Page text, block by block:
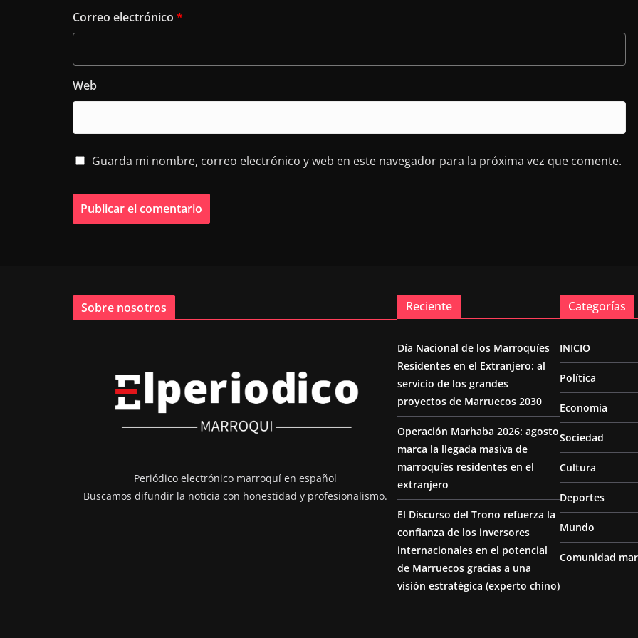
Correo electrónico *
Web
Guarda mi nombre, correo electrónico y web en este navegador para la próxima vez que comente.
Sobre nosotros
Periódico electrónico marroquí en español
Buscamos difundir la noticia con honestidad y profesionalismo.
Reciente
Día Nacional de los Marroquíes
Residentes en el Extranjero: al
servicio de los grandes
proyectos de Marruecos 2030
Operación Marhaba 2026: agosto
marca la llegada masiva de
marroquíes residentes en el
extranjero
El Discurso del Trono refuerza la
confianza de los inversores
internacionales en el potencial
de Marruecos gracias a una
visión estratégica (experto chino)
Categorías
INICIO
Política
Economía
Sociedad
Cultura
Deportes
Mundo
Comunidad